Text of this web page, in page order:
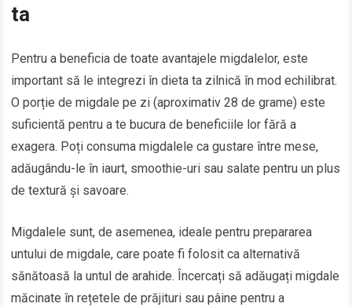
ta
Pentru a beneficia de toate avantajele migdalelor, este
important să le integrezi în dieta ta zilnică în mod echilibrat.
O porție de migdale pe zi (aproximativ 28 de grame) este
suficientă pentru a te bucura de beneficiile lor fără a
exagera. Poți consuma migdalele ca gustare între mese,
adăugându-le în iaurt, smoothie-uri sau salate pentru un plus
de textură și savoare.
Migdalele sunt, de asemenea, ideale pentru prepararea
untului de migdale, care poate fi folosit ca alternativă
sănătoasă la untul de arahide. Încercați să adăugați migdale
măcinate în rețetele de prăjituri sau pâine pentru a